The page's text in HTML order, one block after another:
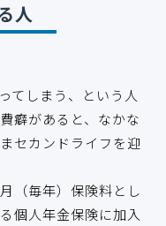
人
てしまう、という人
癖があると、なかな
セカンドライフを迎
（毎年）保険料とし
個人年金保険に加入